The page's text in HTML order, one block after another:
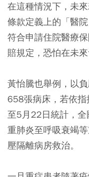
在這種情況下，未
條款定義上的「醫
符合申請住院醫療
賠規定，恐怕在未來
黃怡騰也舉例，以
658張病床，若依
至5月22日統計，
重肺炎至呼吸衰竭
壓隔離病房救治。